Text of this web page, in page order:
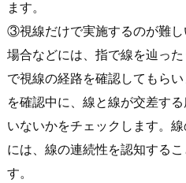
ます。
③視線だけで実施するのが難し
場合などには、指で線を辿っ
で視線の経路を確認してもら
を確認中に、線と線が交差す
いないかをチェックします。
には、線の連続性を認知する
す。